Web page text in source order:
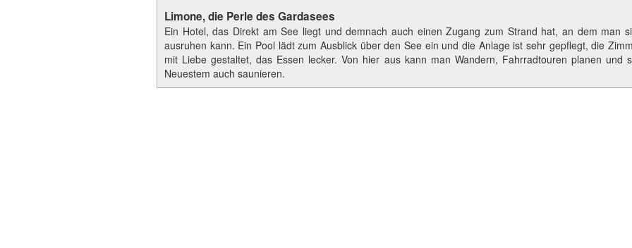
Limone, die Perle des Gardasees
Ein Hotel, das Direkt am See liegt und demnach auch einen Zugang zum Strand hat, an dem man
ausruhen kann. Ein Pool lädt zum Ausblick über den See ein und die Anlage ist sehr gepflegt, die
mit Liebe gestaltet, das Essen lecker. Von hier aus kann man Wandern, Fahrradtouren planen und
Neuestem auch saunieren.